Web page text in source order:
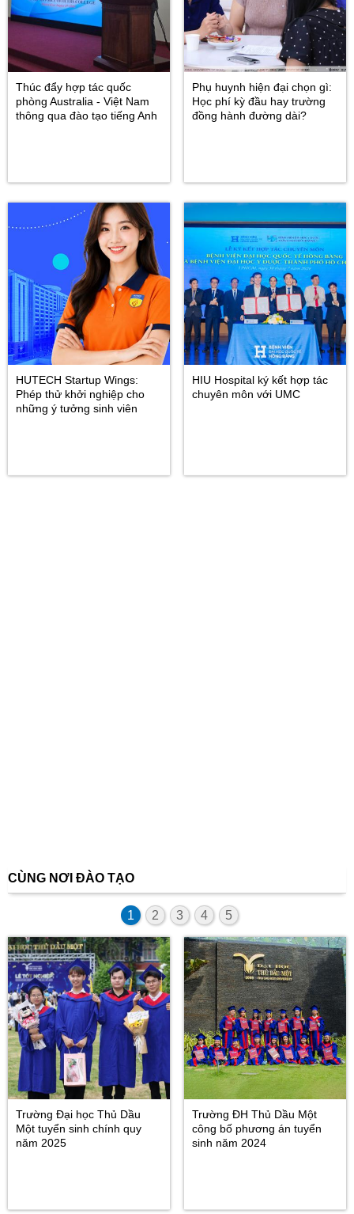
Thúc đẩy hợp tác quốc
phòng Australia - Việt Nam
thông qua đào tạo tiếng Anh
Phụ huynh hiện đại chọn gì:
Học phí kỳ đầu hay trường
đồng hành đường dài?
HUTECH Startup Wings:
Phép thử khởi nghiệp cho
những ý tưởng sinh viên
HIU Hospital ký kết hợp tác
chuyên môn với UMC
CÙNG NƠI ĐÀO TẠO
1 2 3 4 5
Trường Đại học Thủ Dầu
Một tuyển sinh chính quy
năm 2025
Trường ĐH Thủ Dầu Một
công bố phương án tuyển
sinh năm 2024